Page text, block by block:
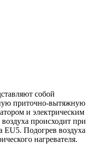
собой
приточно-вытяжную
и электрическим
происходит при
EU5. Подогрев воздуха
нагревателя.